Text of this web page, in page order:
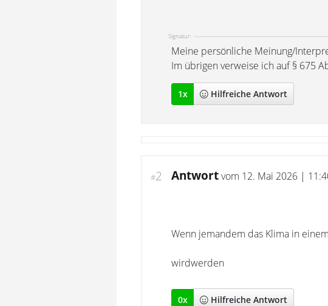
Signatur:
Meine persönliche Meinung/
Im übrigen verweise ich auf § 675
1x Hilfreiche Antwort
#2 Antwortvom 12. Mai 2026 |
Wenn jemandem das Klima in
wirdwerden
0x Hilfreiche Antwort